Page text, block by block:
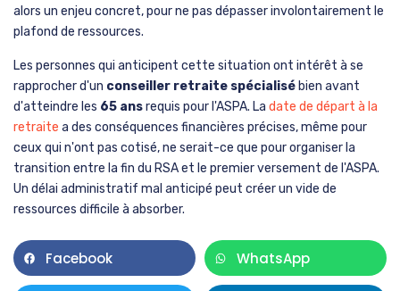
alors un enjeu concret, pour ne pas dépasser involontairement le
plafond de ressources.
Les personnes qui anticipent cette situation ont intérêt à se
rapprocher d'un conseiller retraite spécialisé bien avant
d'atteindre les 65 ansrequis pour l'ASPA. La date de départ à la
retraite a des conséquences financières précises, même pour
ceux qui n'ont pas cotisé, ne serait-ce que pour organiser la
transition entre la fin du RSA et le premier versement de l'ASPA.
Un délai administratif mal anticipé peut créer un vide de
ressources difficile à absorber.
Facebook WhatsApp